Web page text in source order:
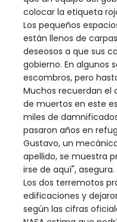
colocar la etiqueta
Los pequeños
están llenos de
deseosos a que sus
gobierno. En algunos
escombros, pero
Muchos recuerdan el
de muertos en este
miles de
pasaron años en
Gustavo, un
apellido, se muestra
irse de aquí", asegura.
Los dos terremotos
edificaciones y
según las cifras